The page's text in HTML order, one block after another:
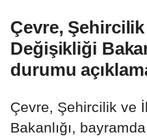
Çevre,
Değişikliği
durumu
Çevre, Şehircilik ve
Bakanlığı,